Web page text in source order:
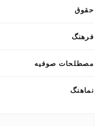
حقوق
فرهنگ
مصطلحات صوفیه
نماهنگ